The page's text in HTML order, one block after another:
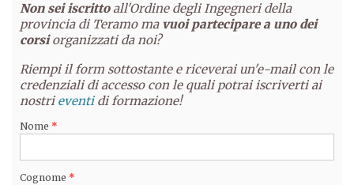
Non sei iscrittoall'Ordine degli Ingegneri della
provincia di Teramo ma vuoi partecipare a uno dei
corsiorganizzati da noi?
Riempi il form sottostante e riceverai un'e-mail con le
credenziali di accesso con le quali potrai iscriverti ai
nostrieventidi formazione!
Nome *
Cognome *